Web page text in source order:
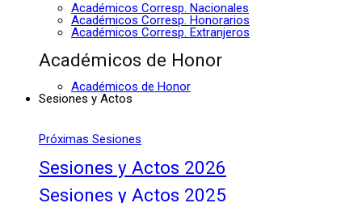
Académicos Corresp. Nacionales
Académicos Corresp. Honorarios
Académicos Corresp. Extranjeros
Académicos de Honor
Académicos de Honor
Sesiones y Actos
Próximas Sesiones
Sesiones y Actos 2026
Sesiones y Actos 2025